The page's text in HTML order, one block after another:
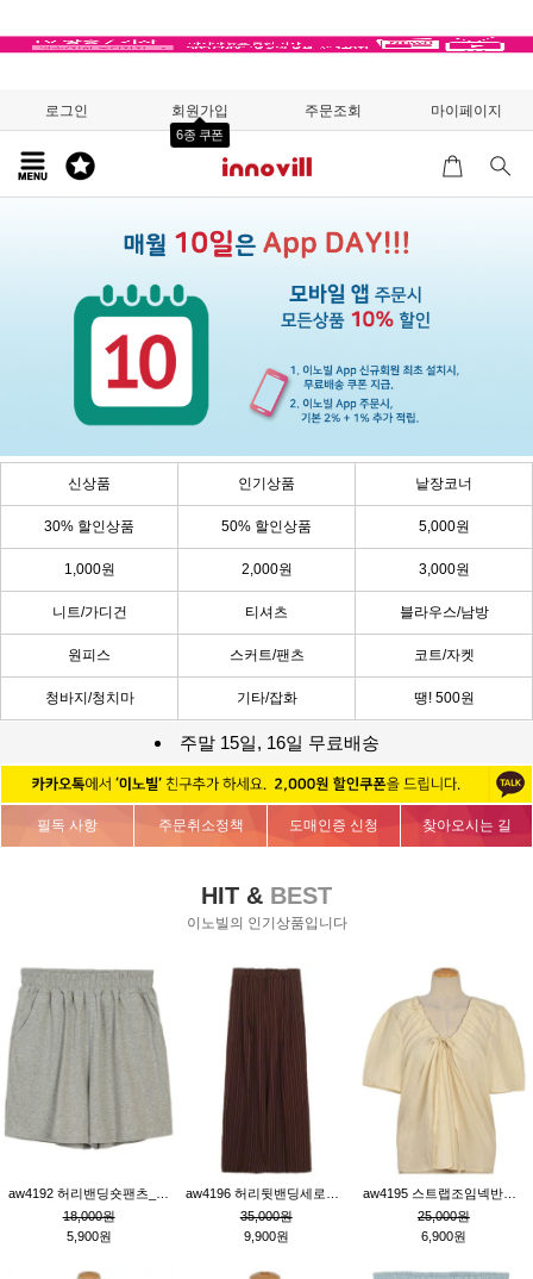
로그인 회원가입
6종 쿠폰
주문조회 마이페이지
신상품 인기상품 낱장코너
30% 할인상품 50% 할인상품 5,000원
1,000원 2,000원 3,000원
니트/가디건 티셔츠 블라우스/남방
원피스 스커트/팬츠 코트/자켓
청바지/청치마 기타/잡화 땡! 500원
주말 15일, 16일 무료배송
필독 사항 주문취소정책 도매인증 신청 찾아오시는 길
HIT & BEST
이노빌의 인기상품입니다
18,000원
5,900원
35,000원
9,900원
25,000원
6,900원